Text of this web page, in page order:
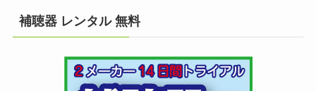
補聴器 レンタル 無料